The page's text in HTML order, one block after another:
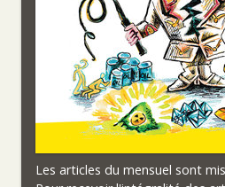
Les articles du mensuel sont